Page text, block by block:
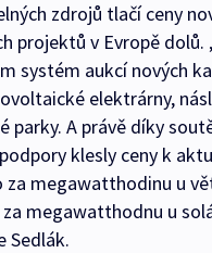
zdrojů tlačí ceny
projektů v Evropě dolů.
systém aukcí nových
elektrárny,
parky. A právě díky
klesly ceny k
za megawatthodinu u
megawatthodnu u
Sedlák.